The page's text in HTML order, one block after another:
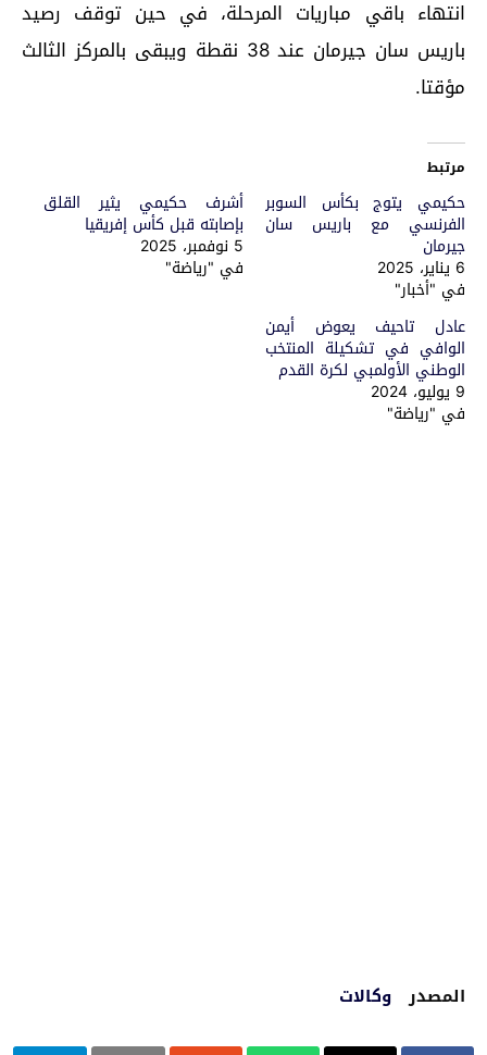
انتهاء باقي مباريات المرحلة، في حين توقف رصيد
باريس سان جيرمان عند 38 نقطة ويبقى بالمركز الثالث
مؤقتا.
مرتبط
حكيمي يتوج بكأس السوبر
الفرنسي مع باريس سان
جيرمان
6 يناير، 2025
في "أخبار"
أشرف حكيمي يثير القلق
بإصابته قبل كأس إفريقيا
5 نوفمبر، 2025
في "رياضة"
عادل تاحيف يعوض أيمن
الوافي في تشكيلة المنتخب
الوطني الأولمبي لكرة القدم
9 يوليو، 2024
في "رياضة"
المصدر وكالات